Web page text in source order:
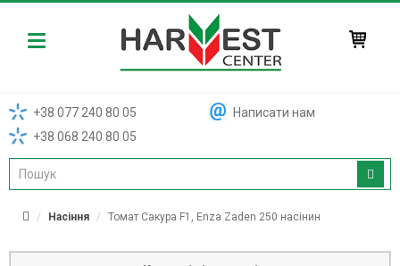
Harvest
+38 077 240 80 05
+38 068 240 80 05
Написати нам
Насіння Томат Сакура F1, Enza Zaden 250 насінин